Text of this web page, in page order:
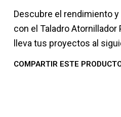
Descubre el rendimiento y
con el Taladro Atornillador
lleva tus proyectos al
COMPARTIR ESTE